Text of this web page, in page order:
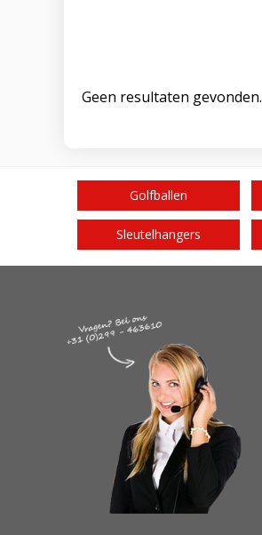
Geen resultaten gevonden.
Golfballen
Sleutelhangers